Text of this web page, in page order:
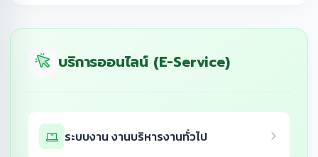
บริการออนไลน์ (E-Service)
ระบบงาน งานบริหารงานทั่วไป